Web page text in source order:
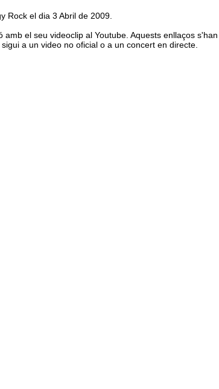
Rock el dia 3 Abril de 2009.
el seu videoclip al Youtube. Aquests enllaços s'han
a un video no oficial o a un concert en directe.